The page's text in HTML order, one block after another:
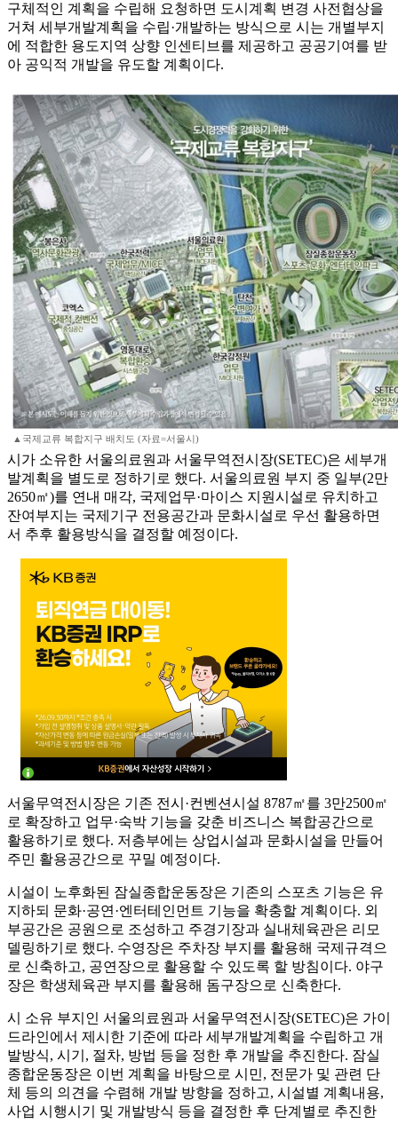
구체적인 계획을 수립해 요청하면 도시계획 변경 사전협상을
거쳐 세부개발계획을 수립·개발하는 방식으로 시는 개별부지
에 적합한 용도지역 상향 인센티브를 제공하고 공공기여를 받
아 공익적 개발을 유도할 계획이다.
▲국제교류 복합지구 배치도 (자료=서울시)
시가 소유한 서울의료원과 서울무역전시장(SETEC)은 세부개
발계획을 별도로 정하기로 했다. 서울의료원 부지 중 일부(2만
2650㎡)를 연내 매각, 국제업무·마이스 지원시설로 유치하고
잔여부지는 국제기구 전용공간과 문화시설로 우선 활용하면
서 추후 활용방식을 결정할 예정이다.
서울무역전시장은 기존 전시·컨벤션시설 8787㎡를 3만2500㎡
로 확장하고 업무·숙박 기능을 갖춘 비즈니스 복합공간으로
활용하기로 했다. 저층부에는 상업시설과 문화시설을 만들어
주민 활용공간으로 꾸밀 예정이다.
시설이 노후화된 잠실종합운동장은 기존의 스포츠 기능은 유
지하되 문화·공연·엔터테인먼트 기능을 확충할 계획이다. 외
부공간은 공원으로 조성하고 주경기장과 실내체육관은 리모
델링하기로 했다. 수영장은 주차장 부지를 활용해 국제규격으
로 신축하고, 공연장으로 활용할 수 있도록 할 방침이다. 야구
장은 학생체육관 부지를 활용해 돔구장으로 신축한다.
시 소유 부지인 서울의료원과 서울무역전시장(SETEC)은 가이
드라인에서 제시한 기준에 따라 세부개발계획을 수립하고 개
발방식, 시기, 절차, 방법 등을 정한 후 개발을 추진한다. 잠실
종합운동장은 이번 계획을 바탕으로 시민, 전문가 및 관련 단
체 등의 의견을 수렴해 개발 방향을 정하고, 시설별 계획내용,
사업 시행시기 및 개발방식 등을 결정한 후 단계별로 추진한